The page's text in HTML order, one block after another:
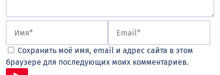
Сохранить моё имя, email и адрес сайта в этом
браузере для последующих моих комментариев.